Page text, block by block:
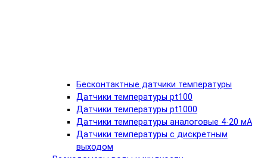
Бесконтактные датчики температуры
Датчики температуры pt100
Датчики температуры pt1000
Датчики температуры аналоговые 4-20 мА
Датчики температуры с дискретным
выходом